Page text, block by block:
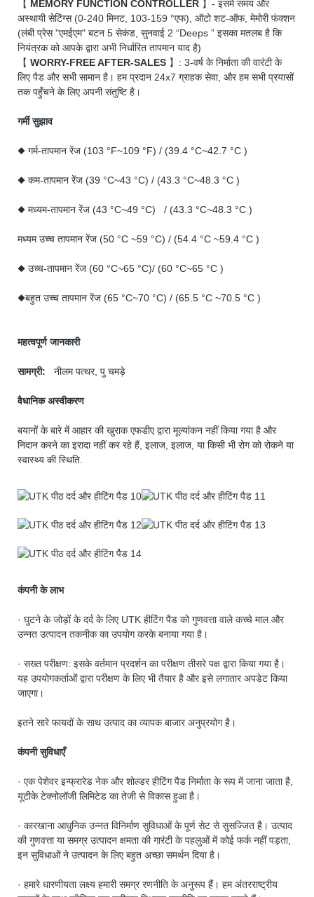
【 MEMORY FUNCTION CONTROLLER 】- इसमें समय और
अस्थायी सेटिंग्स (0-240 मिनट, 103-159 °एफ), ऑटो शट-ऑफ, मेमोरी फंक्शन
(लंबी प्रेस "एमईएम" बटन 5 सेकंड, सुनवाई 2 “Deeps ” इसका मतलब है कि
नियंत्रक को आपके द्वारा अभी निर्धारित तापमान याद है)
【 WORRY-FREE AFTER-SALES 】: 3-वर्ष के निर्माता की वारंटी के
लिए पैड और सभी सामान है। हम प्रदान 24x7 ग्राहक सेवा, और हम सभी प्रयासों
तक पहुँचने के लिए अपनी संतुष्टि है।
गर्मी सुझाव
◆ गर्म-तापमान रेंज (103 °F~109 °F) / (39.4 °C~42.7 °C )
◆ कम-तापमान रेंज (39 °C~43 °C) / (43.3 °C~48.3 °C )
◆ मध्यम-तापमान रेंज (43 °C~49 °C) / (43.3 °C~48.3 °C )
मध्यम उच्च तापमान रेंज (50 °C ~59 °C) / (54.4 °C ~59.4 °C )
◆ उच्च-तापमान रेंज (60 °C~65 °C)/ (60 °C~65 °C )
◆बहुत उच्च तापमान रेंज (65 °C~70 °C) / (65.5 °C ~70.5 °C )
महत्वपूर्ण जानकारी
सामग्री: नीलम पत्थर, पु चमड़े
वैधानिक अस्वीकरण
बयानों के बारे में आहार की खुराक एफडीए द्वारा मूल्यांकन नहीं किया गया है और
निदान करने का इरादा नहीं कर रहे हैं, इलाज, इलाज, या किसी भी रोग को रोकने या
स्वास्थ्य की स्थिति.
कंपनी के लाभ
· घुटने के जोड़ों के दर्द के लिए UTK हीटिंग पैड को गुणवत्ता वाले कच्चे माल और
उन्नत उत्पादन तकनीक का उपयोग करके बनाया गया है।
· सख्त परीक्षण: इसके वर्तमान प्रदर्शन का परीक्षण तीसरे पक्ष द्वारा किया गया है।
यह उपयोगकर्ताओं द्वारा परीक्षण के लिए भी तैयार है और इसे लगातार अपडेट किया
जाएगा।
इतने सारे फायदों के साथ उत्पाद का व्यापक बाजार अनुप्रयोग है।
कंपनी सुविधाएँ
· एक पेशेवर इन्फ्रारेड नेक और शोल्डर हीटिंग पैड निर्माता के रूप में जाना जाता है,
यूटीके टेक्नोलॉजी लिमिटेड का तेजी से विकास हुआ है।
· कारखाना आधुनिक उन्नत विनिर्माण सुविधाओं के पूर्ण सेट से सुसज्जित है। उत्पाद
की गुणवत्ता या समग्र उत्पादन क्षमता की गारंटी के पहलुओं में कोई फर्क नहीं पड़ता,
इन सुविधाओं ने उत्पादन के लिए बहुत अच्छा समर्थन दिया है।
· हमारे धारणीयता लक्ष्य हमारी समग्र रणनीति के अनुरूप हैं। हम अंतरराष्ट्रीय